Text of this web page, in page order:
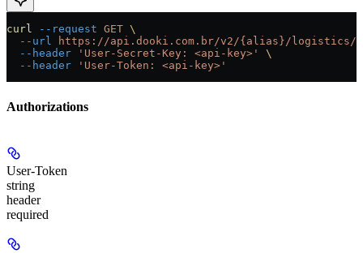
curl --request GET \
  --url
https://api.dooki.com.br/v2/{alias}/logistics/
  --header
'User-Secret-Key: <api-key>'
\
  --header
'User-Token: <api-key>'
Authorizations
User-Token
string
header
required